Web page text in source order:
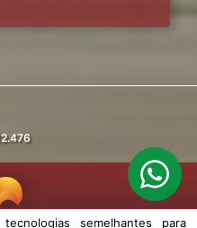
semelhantes para